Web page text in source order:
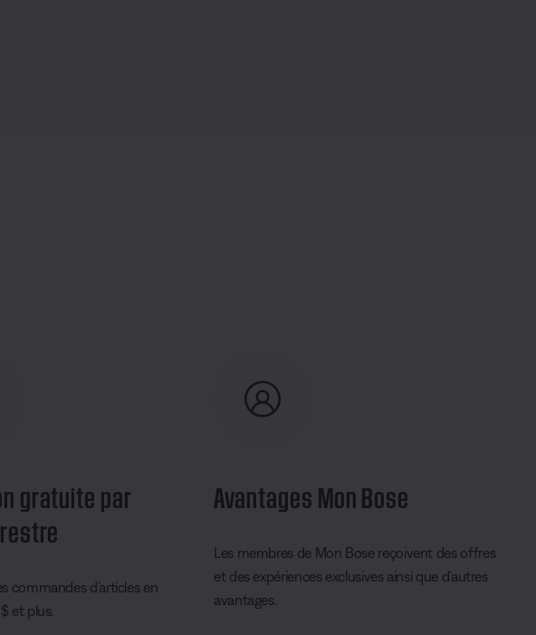
gratuite par
commandes d’articles en
et plus.
Avantages Mon Bose
Les membres de Mon Bose reçoivent des offres
et des expériences exclusives ainsi que d’autres
avantages.